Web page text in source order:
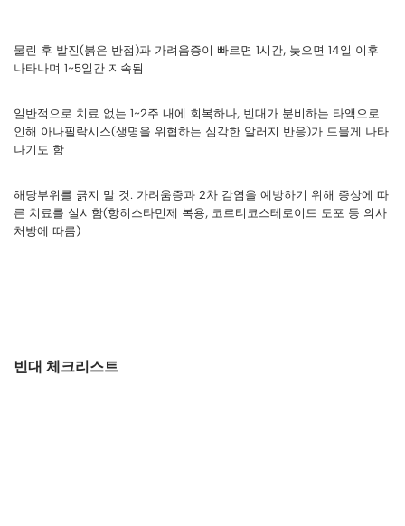
물린 후 발진(붉은 반점)과 가려움증이 빠르면 1시간, 늦으면 14일 이후
나타나며 1~5일간 지속됨
일반적으로 치료 없는 1~2주 내에 회복하나, 빈대가 분비하는 타액으로
인해 아나필락시스(생명을 위협하는 심각한 알러지 반응)가 드물게 나타
나기도 함
해당부위를 긁지 말 것. 가려움증과 2차 감염을 예방하기 위해 증상에 따
른 치료를 실시함(항히스타민제 복용, 코르티코스테로이드 도포 등 의사
처방에 따름)
빈대 체크리스트